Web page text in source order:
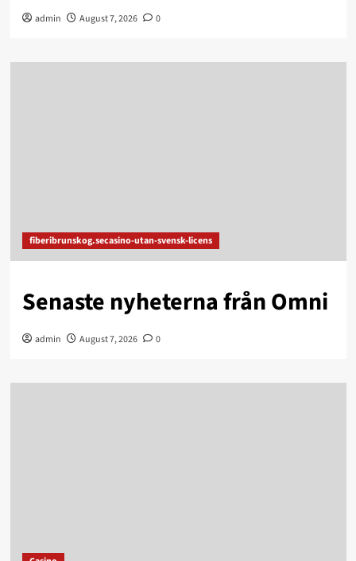
admin August 7, 2026 0
fiberibrunskog.secasino-utan-svensk-licens
Senaste nyheterna från Omni
admin August 7, 2026 0